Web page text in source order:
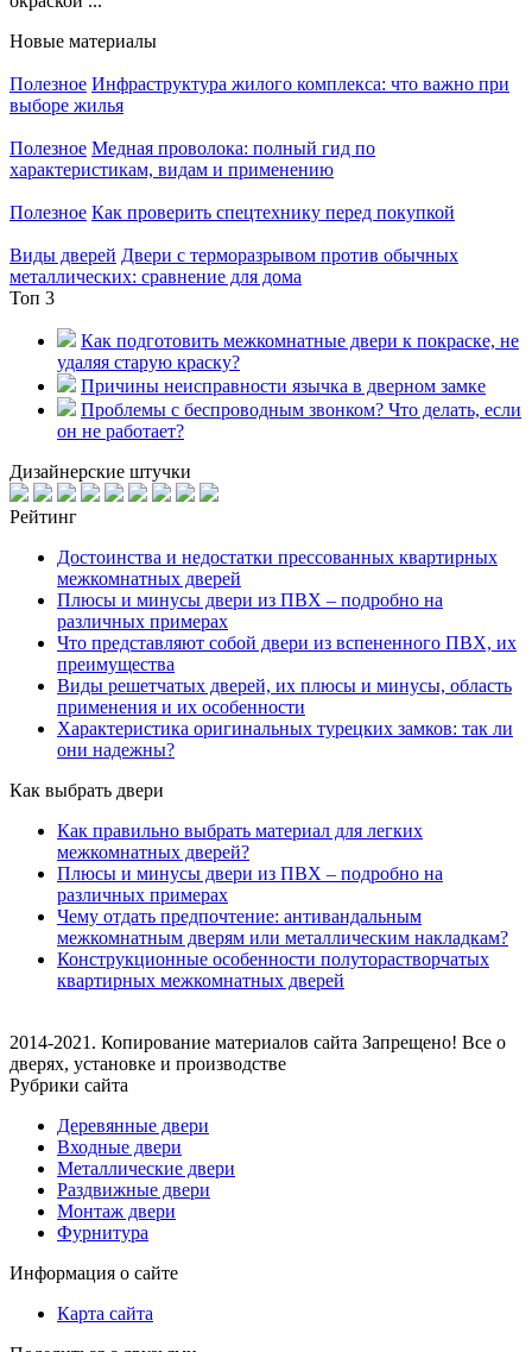
Новые материалы
Полезное Инфраструктура жилого комплекса: что важно при
выборе жилья
Полезное Медная проволока: полный гид по
характеристикам, видам и применению
Полезное Как проверить спецтехнику перед покупкой
Виды дверей Двери с терморазрывом против обычных
металлических: сравнение для дома
Топ 3
Как подготовить межкомнатные двери к покраске, не
удаляя старую краску?
Причины неисправности язычка в дверном замке
Проблемы с беспроводным звонком? Что делать, если
он не работает?
Дизайнерские штучки
Рейтинг
Достоинства и недостатки прессованных квартирных
межкомнатных дверей
Плюсы и минусы двери из ПВХ – подробно на
различных примерах
Что представляют собой двери из вспененного ПВХ, их
преимущества
Виды решетчатых дверей, их плюсы и минусы, область
применения и их особенности
Характеристика оригинальных турецких замков: так ли
они надежны?
Как выбрать двери
Как правильно выбрать материал для легких
межкомнатных дверей?
Плюсы и минусы двери из ПВХ – подробно на
различных примерах
Чему отдать предпочтение: антивандальным
межкомнатным дверям или металлическим накладкам?
Конструкционные особенности полуторастворчатых
квартирных межкомнатных дверей
2014-2021. Копирование материалов сайта Запрещено! Все о
дверях, установке и производстве
Рубрики сайта
Деревянные двери
Входные двери
Металлические двери
Раздвижные двери
Монтаж двери
Фурнитура
Информация о сайте
Карта сайта